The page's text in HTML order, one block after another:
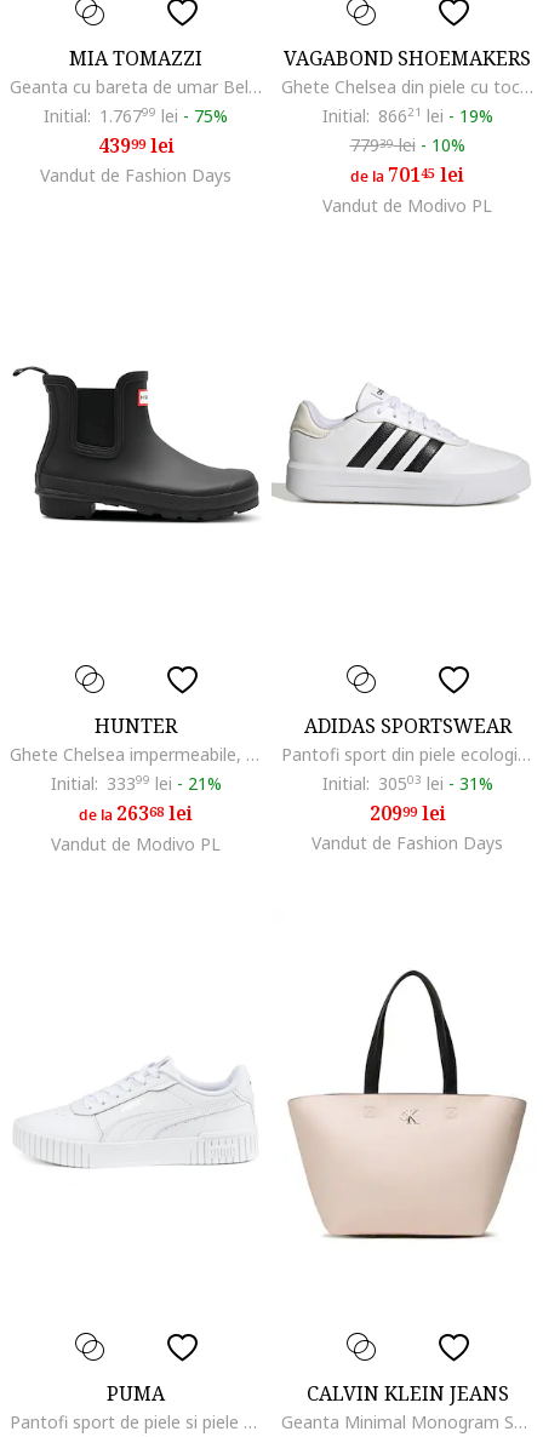
MIA TOMAZZI
Geanta cu bareta de umar Belisario, Maro deschis
Initial: 1.76799 lei - 75%
43999lei
Vandut de Fashion Days
VAGABOND SHOEMAKERS
Ghete Chelsea din piele cu toc masiv, Negru
Initial: 86621 lei - 19%
77939lei - 10%
de la 70145 lei
Vandut de Modivo PL
HUNTER
Ghete Chelsea impermeabile, Negru
Initial: 33399 lei - 21%
de la 26368 lei
Vandut de Modivo PL
ADIDAS SPORTSWEAR
Pantofi sport din piele ecologica cu detalii logo Court, Alb/Negru
Initial: 30503 lei - 31%
20999lei
Vandut de Fashion Days
PUMA
Pantofi sport de piele si piele ecologica Carina 2.0, Alb
CALVIN KLEIN JEANS
Geanta Minimal Monogram Shopper28 K60K610687, Bej